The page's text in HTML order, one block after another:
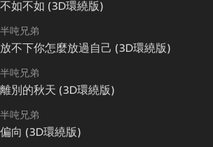
不如不如 (3D環繞版)
半吨兄弟
放不下你怎麼放過自己 (3D環繞版)
半吨兄弟
離別的秋天 (3D環繞版)
半吨兄弟
偏向 (3D環繞版)